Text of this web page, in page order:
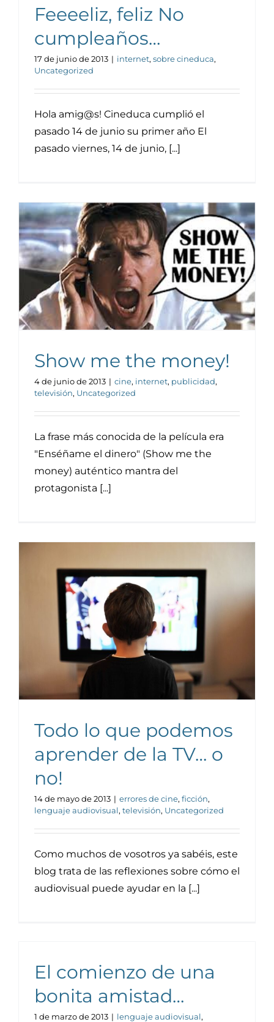
Noticias y publicaciones
Feeeeliz, feliz No
cumpleaños…
17 de junio de 2013 | internet, sobre cineduca,
Uncategorized
Hola amig@s! Cineduca cumplió el
pasado 14 de junio su primer año El
pasado viernes, 14 de junio, [...]
Show me the money!
4 de junio de 2013 | cine, internet, publicidad,
televisión, Uncategorized
La frase más conocida de la película era
"Enséñame el dinero" (Show me the
money) auténtico mantra del
protagonista [...]
Todo lo que podemos
aprender de la TV… o
no!
14 de mayo de 2013 | errores de cine, ficción,
lenguaje audiovisual, televisión, Uncategorized
Como muchos de vosotros ya sabéis, este
blog trata de las reflexiones sobre cómo el
audiovisual puede ayudar en la [...]
El comienzo de una
bonita amistad…
1 de marzo de 2013 | lenguaje audiovisual,